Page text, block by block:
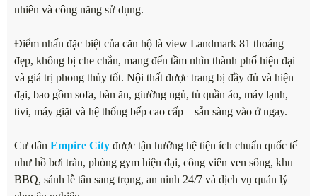
nhiên và công năng sử dụng.
Điểm nhấn đặc biệt của căn hộ là view Landmark 81 thoáng
đẹp, không bị che chắn, mang đến tầm nhìn thành phố hiện đại
và giá trị phong thủy tốt. Nội thất được trang bị đầy đủ và hiện
đại, bao gồm sofa, bàn ăn, giường ngủ, tủ quần áo, máy lạnh,
tivi, máy giặt và hệ thống bếp cao cấp – sẵn sàng vào ở ngay.
Cư dân Empire City được tận hưởng hệ tiện ích chuẩn quốc tế
như hồ bơi tràn, phòng gym hiện đại, công viên ven sông, khu
BBQ, sảnh lễ tân sang trọng, an ninh 24/7 và dịch vụ quản lý